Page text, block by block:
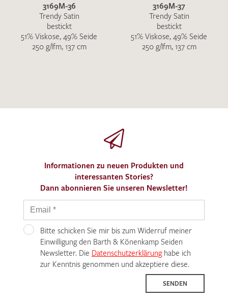
3169M-36
Trendy Satin
bestickt
51% Viskose, 49% Seide
250 g/lfm, 137 cm
3169M-37
Trendy Satin
bestickt
51% Viskose, 49% Seide
250 g/lfm, 137 cm
Informationen zu neuen Produkten und
interessanten Stories?
Dann abonnieren Sie unseren Newsletter!
Bitte schicken Sie mir bis zum Widerruf meiner
Einwilligung den Barth & Könenkamp Seiden
Newsletter. Die Datenschutzerklärunghabe ich
zur Kenntnis genommen und akzeptiere diese.
SENDEN